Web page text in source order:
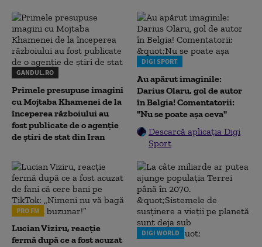
GANDUL.RO
Primele presupuse imagini
cu Mojtaba Khamenei de la
începerea războiului au
fost publicate de o agenție
de știri de stat din Iran
DIGI SPORT
Au apărut imaginile:
Darius Olaru, gol de autor
în Belgia! Comentatorii:
"Nu se poate așa ceva"
Descarcă aplicația Digi
Sport
PRO FM
Lucian Viziru, reacție
fermă după ce a fost acuzat
DIGI WORLD